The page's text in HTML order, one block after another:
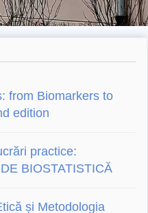
from Biomarkers to
edition
practice:
BIOSTATISTICĂ
și Metodologia